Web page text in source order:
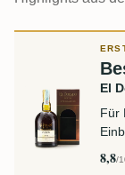
El
Für
8,8/